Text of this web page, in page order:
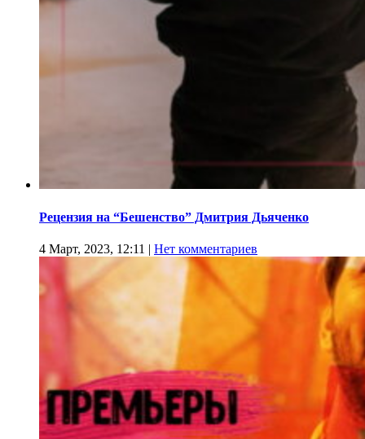
Рецензия на “Бешенство” Дмитрия Дьяченко
4 Март, 2023, 12:11 | Нет комментариев